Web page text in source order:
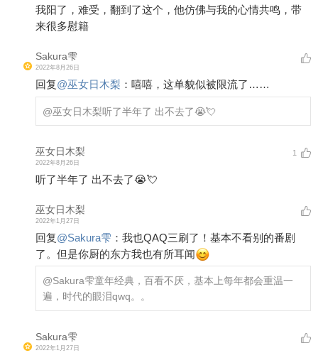
我阳了，难受，翻到了这个，他仿佛与我的心情共鸣，带
来很多慰籍
Sakura雫
2022年8月26日
回复@巫女日木梨 ： 嘻嘻，这单貌似被限流了……
@巫女日木梨听了半年了 出不去了😭💘
巫女日木梨
2022年8月26日
1
听了半年了 出不去了😭💘
巫女日木梨
2022年1月27日
回复@Sakura雫 ： 我也QAQ三刷了！基本不看别的番剧
了。但是你厨的东方我也有所耳闻
@Sakura雫童年经典，百看不厌，基本上每年都会重温一
遍，时代的眼泪qwq。。
Sakura雫
2022年1月27日